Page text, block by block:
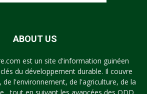
ABOUT US
est un site d'information guinéen
du développement durable. Il couvre
de l'environnement, de l'agriculture, de la